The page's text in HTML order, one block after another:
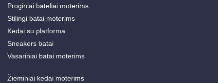
Proginiai bateliai moterims
Stilingi batai moterims
Kedai su platforma
Sneakers batai
Vasariniai batai moterims
Žieminiai kedai moterims